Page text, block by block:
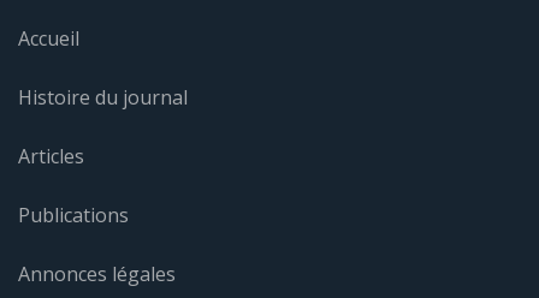
Accueil
Histoire du journal
Articles
Publications
Annonces légales